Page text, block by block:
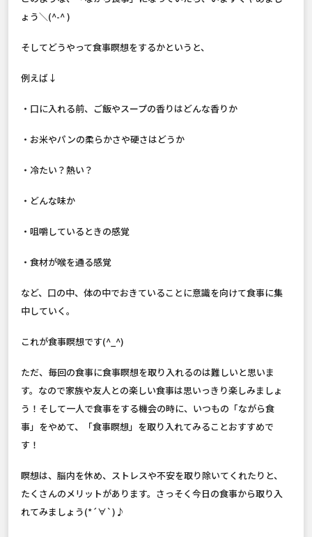
ょう＼(^-^ )
そしてどうやって食事瞑想をするかというと、
例えば↓
・口に入れる前、ご飯やスープの香りはどんな香りか
・お米やパンの柔らかさや硬さはどうか
・冷たい？熱い？
・どんな味か
・咀嚼しているときの感覚
・食材が喉を通る感覚
など、口の中、体の中でおきていることに意識を向けて食事に集
中していく。
これが食事瞑想です(^_^)
ただ、毎回の食事に食事瞑想を取り入れるのは難しいと思いま
す。なので家族や友人との楽しい食事は思いっきり楽しみましょ
う！そして一人で食事をする機会の時に、いつもの「ながら食
事」をやめて、「食事瞑想」を取り入れてみることおすすめで
す！
瞑想は、脳内を休め、ストレスや不安を取り除いてくれたりと、
たくさんのメリットがあります。さっそく今日の食事から取り入
れてみましょう(*´∀`)♪